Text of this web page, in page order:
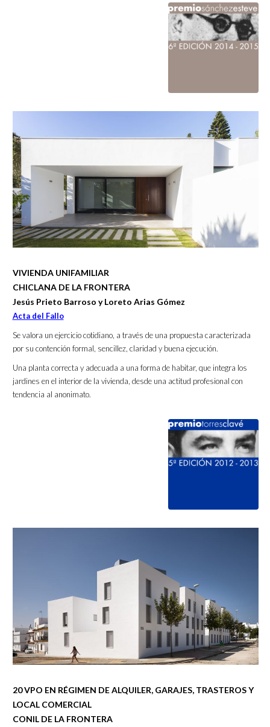
VIVIENDA UNIFAMILIAR
CHICLANA DE LA FRONTERA
Jesús Prieto Barroso y Loreto Arias Gómez
Acta del Fallo
Se valora un ejercicio cotidiano, a través de una propuesta caracterizada
por su contención formal, sencillez, claridad y buena ejecución.
Una planta correcta y adecuada a una forma de habitar, que integra los
jardines en el interior de la vivienda, desde una actitud profesional con
tendencia al anonimato.
20 VPO EN RÉGIMEN DE ALQUILER, GARAJES, TRASTEROS Y
LOCAL COMERCIAL
CONIL DE LA FRONTERA